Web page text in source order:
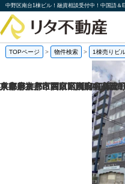
TOPページ > 物件検索 > 1棟売りビ
京都府京都市西京区嵐山谷ケ辻
京都府京都市右京区西院南高田
兵庫県神戸市西区南別府4丁目
東京都文京区関口1丁目の1棟売